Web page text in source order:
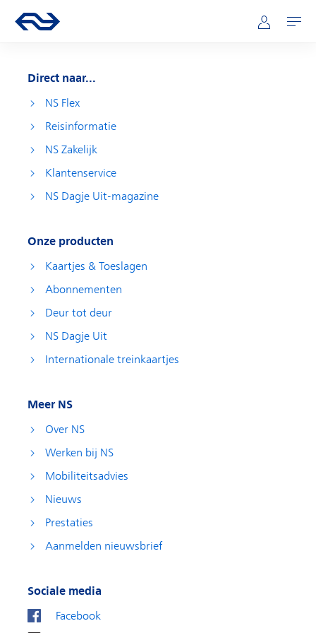
Hoofdnavigatie
Ga naar de homepage van ns.nl Mijn NS
Openen
Direct naar...
NS Flex
Reisinformatie
NS Zakelijk
Klantenservice
NS Dagje Uit-magazine
Onze producten
Kaartjes & Toeslagen
Abonnementen
Deur tot deur
NS Dagje Uit
Internationale treinkaartjes
Meer NS
Over NS
Werken bij NS
Mobiliteitsadvies
Nieuws
Prestaties
Aanmelden nieuwsbrief
Sociale media
Facebook